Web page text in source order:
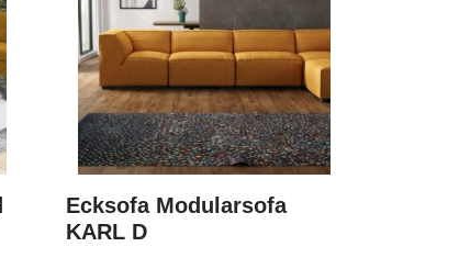
Ecksofa Modularsofa
KARL D